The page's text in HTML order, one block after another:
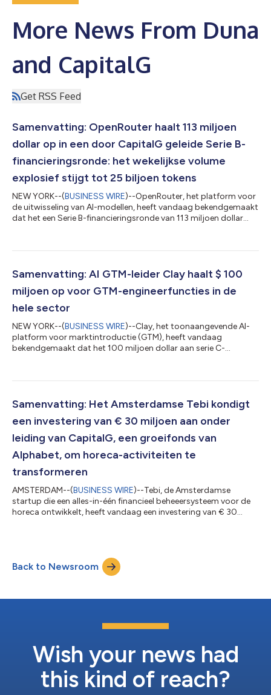
More News From Duna
and CapitalG
Get RSS Feed
Samenvatting: OpenRouter haalt 113 miljoen
dollar op in een door CapitalG geleide Serie B-
financieringsronde: het wekelijkse volume
explosief stijgt tot 25 biljoen tokens
NEW YORK--(BUSINESS WIRE)--OpenRouter, het platform voor
de uitwisseling van AI-modellen, heeft vandaag bekendgemaakt
dat het een Serie B-financieringsronde van 113 miljoen dollar
NVentures (de durfkapitaaltak van NVIDIA), ServiceNow
Databricks Ventures deelgenomen, naast bestaande
investeerders zoals Andreessen Horowitz en Men...
Samenvatting: AI GTM-leider Clay haalt $ 100
miljoen op voor GTM-engineerfuncties in de
hele sector
NEW YORK--(BUSINESS WIRE)--Clay, het toonaangevende AI-
platform voor marktintroductie (GTM), heeft vandaag
bekendgemaakt dat het 100 miljoen dollar aan serie C-
aankondiging van zijn serie B-uitbreiding. De ronde werd geleid
deelname van bestaande investeerders Sequoia Capital,
Meritech Capital, First Round Capital, Box...
Samenvatting: Het Amsterdamse Tebi kondigt
een investering van € 30 miljoen aan onder
leiding van CapitalG, een groeifonds van
Alphabet, om horeca-activiteiten te
transformeren
AMSTERDAM--(BUSINESS WIRE)--Tebi, de Amsterdamse
startup die een alles-in-één financieel beheeersysteem voor de
horeca ontwikkelt, heeft vandaag een investering van € 30
miljoen Series A die Tebi slechts zes maanden geleden
aankondigde en brengt de totale financiering van het bedrijf op
€ 56 miljoen. De financiering toont het m...
Back to Newsroom
Wish your news had
this kind of reach?